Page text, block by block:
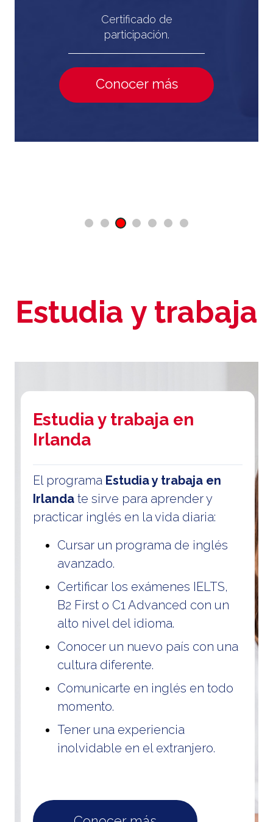
Certificado de
participación.
Conocer más
Estudia y trabaja
Estudia y trabaja en
Irlanda
El programa Estudia y trabaja en
Irlanda te sirve para aprender y
practicar inglés en la vida diaria:
Cursar un programa de inglés
avanzado.
Certificar los exámenes IELTS,
B2 First o C1 Advanced con un
alto nivel del idioma.
Conocer un nuevo país con una
cultura diferente.
Comunicarte en inglés en todo
momento.
Tener una experiencia
inolvidable en el extranjero.
Disclaimer
was made to be played by two
people - one person reading the